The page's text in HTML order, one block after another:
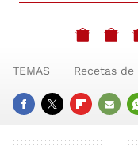
FACEBOOK
TWITTERFLIPBOARD
E-
TEMAS Recetas